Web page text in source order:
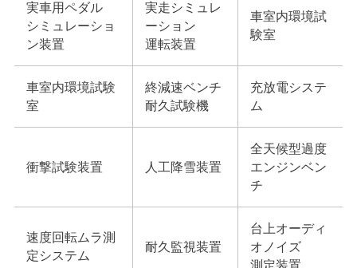
実車用ペダル
シミュレーショ
ン装置
実走シミュレ
ーション
運転装置
車室内環境試
験室
車室内環境試験
室
終減速ベンチ
耐久試験機
充放電システ
ム
衝撃試験装置 人工降雪装置
全天候型過度
エンジンベン
チ
速度回転ムラ測
定システム
耐久監視装置
台上オーディ
オノイズ